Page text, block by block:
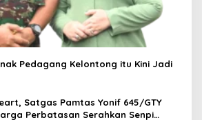
Pedagang Kelontong itu Kini Jadi
Satgas Pamtas Yonif 645/GTY
Perbatasan Serahkan Senpi